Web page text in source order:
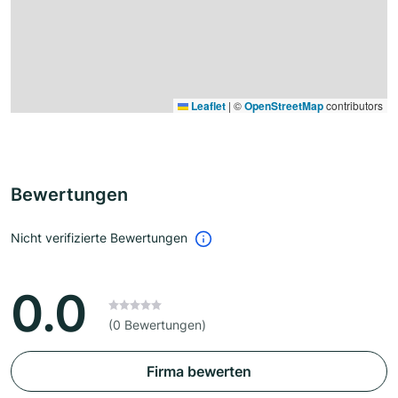
Leaflet | ©OpenStreetMapcontributors
Bewertungen
Nicht verifizierte Bewertungen
0.0 (0 Bewertungen)
Firma bewerten